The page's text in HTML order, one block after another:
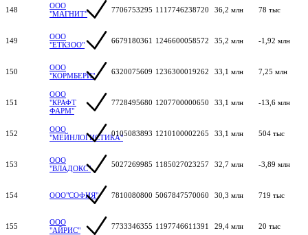
148
ООО
"МАГНИТ"
7706753295 1117746238720 36,2 млн 78 тыс
149
ООО
"ЕТКЗОО"
6679180361 1246600058572 35,2 млн -1,92 млн
150
ООО
"КОРМБЕРИ"
6320075609 1236300019262 33,1 млн 7,25 млн
151
ООО
"КРАФТ
ФАРМ"
7728495680 1207700000650 33,1 млн -13,6 млн
152
ООО
"МЕЙНЛОГИСТИКА"0105083893 1210100002265 33,1 млн 504 тыс
153
ООО
"ВЛАДОКС"
5027269985 1185027023257 32,7 млн -3,89 млн
154 ООО"СОФИЯ" 7810080800 5067847570060 30,3 млн 719 тыс
155
ООО
"АЙРИС"
7733346355 1197746611391 29,4 млн 20 тыс